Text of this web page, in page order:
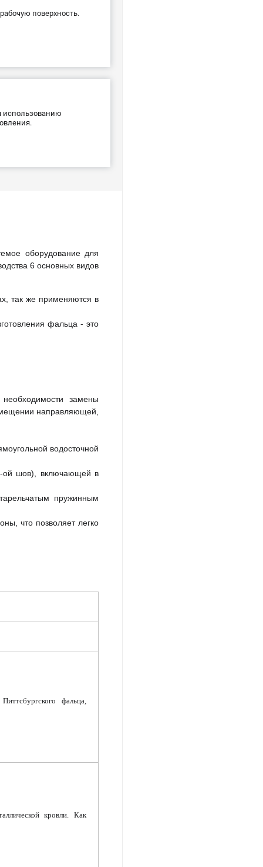
поверхность.
использованию
оборудование для
6 основных видов
так же применяются в
фальца - это
замены
направляющей,
водосточной
ой шов), включающей в
пружинным
что позволяет легко
фальца,
кровли. Как